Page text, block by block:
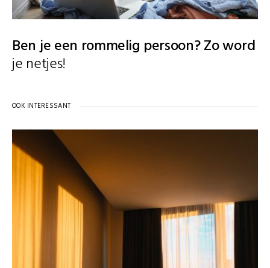
Ben je een rommelig persoon? Zo word
je netjes!
OOK INTERESSANT